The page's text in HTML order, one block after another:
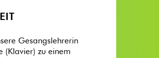
Gesangslehrerin
(Klavier) zu einem